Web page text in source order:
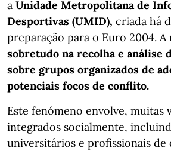
a Unidade Metropolitana de
Desportivas (UMID), criada há
preparação para o Euro 2004. A
sobretudo na recolha e análise
sobre grupos organizados de
potenciais focos de conflito.
Este fenómeno envolve, muitas
integrados socialmente,
universitários e profissionais de